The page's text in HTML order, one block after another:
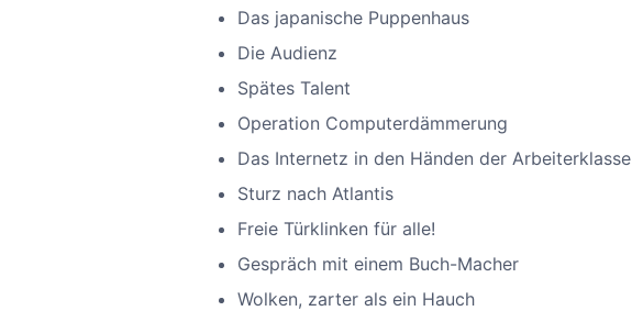
Das japanische Puppenhaus
Die Audienz
Spätes Talent
Operation Computerdämmerung
Das Internetz in den Händen der Arbeiterklasse
Sturz nach Atlantis
Freie Türklinken für alle!
Gespräch mit einem Buch-Macher
Wolken, zarter als ein Hauch